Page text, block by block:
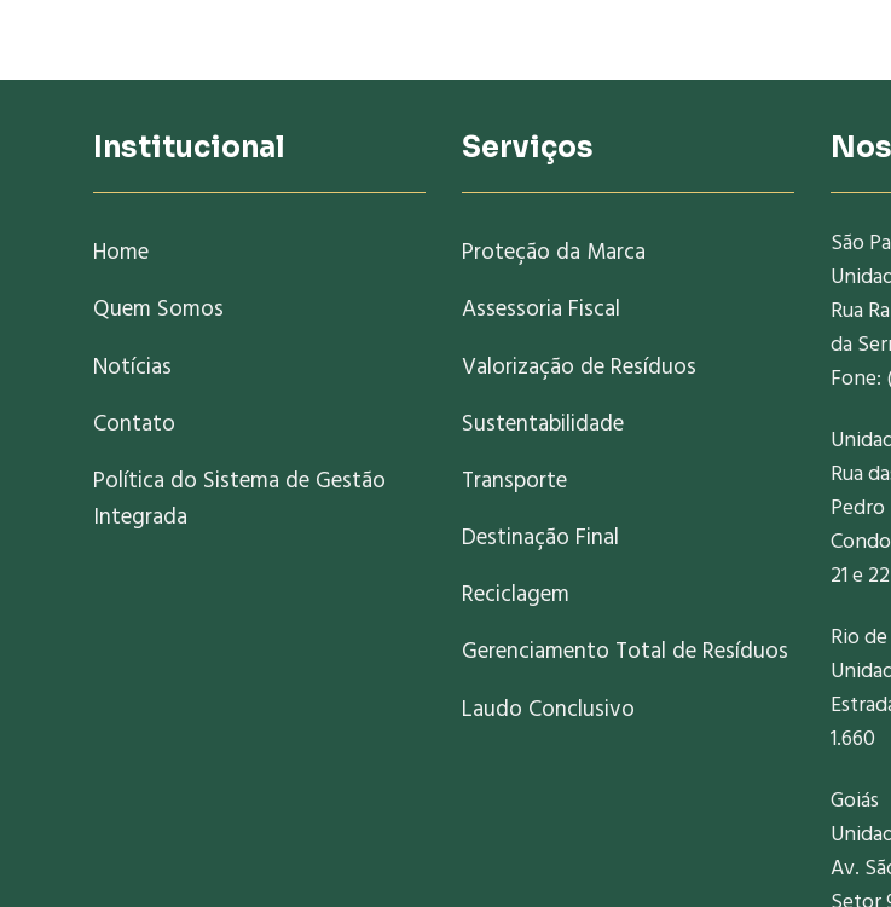
Institucional
Home
Quem Somos
Notícias
Contato
Política do Sistema de Gestão
Integrada
Serviços
Proteção da Marca
Assessoria Fiscal
Valorização de Resíduos
Sustentabilidade
Transporte
Destinação Final
Reciclagem
Gerenciamento Total de Resíduos
Laudo Conclusivo
São
Rua
da
Fone:
Rua
Pedro
21 e 22
Rio
1.660
Goiás
Av.